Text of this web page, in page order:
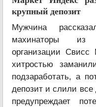
крупный депозит
Мужчина
махинаторы из
организации Свисс
хитростью
подзаработать, а
депозит и слили
предупреждает